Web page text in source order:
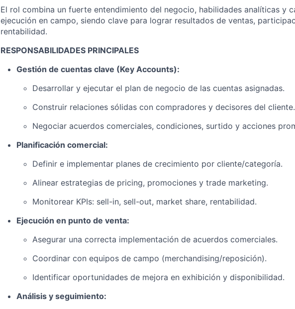
El rol combina un fuerte entendimiento del negocio, habilidades analíticas y
ejecución en campo, siendo clave para lograr resultados de ventas,
rentabilidad.
RESPONSABILIDADES PRINCIPALES
Gestión de cuentas clave (Key Accounts):
Desarrollar y ejecutar el plan de negocio de las cuentas asignadas.
Construir relaciones sólidas con compradores y decisores del cliente.
Negociar acuerdos comerciales, condiciones, surtido y acciones
Planificación comercial:
Definir e implementar planes de crecimiento por cliente/categoría.
Alinear estrategias de pricing, promociones y trade marketing.
Monitorear KPIs: sell-in, sell-out, market share, rentabilidad.
Ejecución en punto de venta:
Asegurar una correcta implementación de acuerdos comerciales.
Coordinar con equipos de campo (merchandising/reposición).
Identificar oportunidades de mejora en exhibición y disponibilidad.
Análisis y seguimiento: